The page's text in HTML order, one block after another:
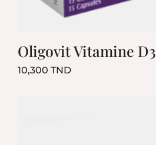
Oligovit Vitamine D3
10,300 TNDPrix